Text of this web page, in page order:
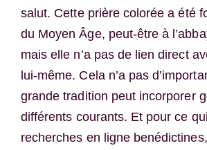
salut. Cette prière colorée a été
du Moyen Âge, peut-être à
mais elle n’a pas de lien direct
lui-même. Cela n’a pas
grande tradition peut incorporer
différents courants. Et pour ce
recherches en ligne